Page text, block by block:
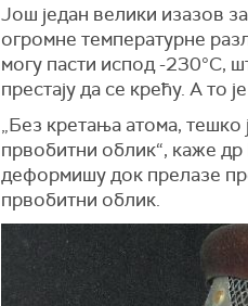
Још један велики изазов
огромне температурне
могу пасти испод -230°C,
престају да се крећу. А то
„Без кретања атома, тешко
првобитни облик“, каже
деформишу док прелазе
првобитни облик.